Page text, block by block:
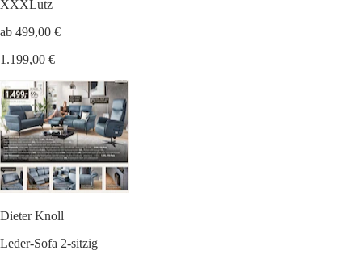
XXXLutz
ab 499,00 €
1.199,00 €
Dieter Knoll
Leder-Sofa 2-sitzig